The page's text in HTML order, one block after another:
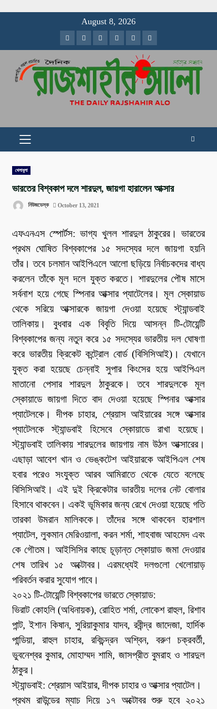
August 8, 2026
Facebook
TwitterInstagram
Youtube
VK LinkedIn
PRIMARY
খেলাধুলা
ভারতের বিশ্বকাপ দলে শারদুল, জায়গা হারালেন আক্সার
নিউজডেস্ক October 13, 2021
এফএনএস স্পোর্টস: ভাগ্য খুলল শারদুল ঠাকুরের। ভারতের
প্রথম ঘোষিত বিশ্বকাপের ১৫ সদস্যের দলে জায়গা হয়নি
তাঁর। তবে চলমান আইপিএলে আলো ছড়িয়ে নির্বাচকদের বাধ্য
করলেন তাঁকে মূল দলে যুক্ত করতে। শারদুলের পৌষ মাসে
সর্বনাশ হয়ে গেছে স্পিনার আক্সার প্যাটেলের। মূল স্কোয়াড
থেকে সরিয়ে আক্সারকে জায়গা দেওয়া হয়েছে স্ট্যান্ডবাই
তালিকায়। বুধবার এক বিবৃতি দিয়ে আসন্ন টি-টোয়েন্টি
বিশ্বকাপের জন্য নতুন করে ১৫ সদস্যের ভারতীয় দল ঘোষণা
করে ভারতীয় ক্রিকেট কন্ট্রোল বোর্ড (বিসিসিআই)। যেখানে
যুক্ত করা হয়েছে চেন্নাই সুপার কিংসের হয়ে আইপিএল
মাতানো পেসার শারদুল ঠাকুরকে। তবে শারদুলকে মূল
স্কোয়াডে জায়গা দিতে বাদ দেওয়া হয়েছে স্পিনার আক্সার
প্যাটেলকে। দীপক চাহার, শ্রেয়াস আইয়ারের সঙ্গে আক্সার
প্যাটেলকে স্ট্যান্ডবাই হিসেবে স্কোয়াডে রাখা হয়েছে।
স্ট্যান্ডবাই তালিকায় শারদুলের জায়গায় নাম উঠল আক্সারের।
এছাড়া আবেশ খান ও ভেঙ্কটেশ আইয়ারকে আইপিএল শেষ
হবার পরেও সংযুক্ত আরব আমিরাতে থেকে যেতে বলেছে
বিসিসিআই। এই দুই ক্রিকেটার ভারতীয় দলের নেট বোলার
হিসাবে থাকবেন। একই ভূমিকার জন্য রেখে দেওয়া হয়েছে গতি
তারকা উমরান মালিককে। তাঁদের সঙ্গে থাকবেন হারশাল
প্যাটেল, লুকমান মেরিওয়ালা, করন শর্মা, শাহবাজ আহমেদ এবং
কে গৌতম। আইসিসির কাছে চূড়ান্ত স্কোয়াড জমা দেওয়ার
শেষ তারিখ ১৫ অক্টোবর। এরমধ্যেই দলগুলো খেলোয়াড়
পরিবর্তন করার সুযোগ পাবে।
২০২১ টি-টোয়েন্টি বিশ্বকাপের ভারতে স্কোয়াড:
ভিরাট কোহলি (অধিনায়ক), রোহিত শর্মা, লোকেশ রাহুল, রিশাব
পান্ট, ইশান কিষান, সুরিয়াকুমার যাদব, রবীন্দ্র জাদেজা, হার্দিক
পান্ডিয়া, রাহুল চাহার, রবিচন্দ্রন অশ্বিন, বরুণ চক্রবর্তী,
ভুবনেশ্বর কুমার, মোহাম্মদ শামি, জাসপ্রীত বুমরাহ ও শারদুল
ঠাকুর।
স্ট্যান্ডবাই: শ্রেয়াস আইয়ার, দীপক চাহার ও আক্সার প্যাটেল।
প্রথম রাউন্ডের ম্যাচ দিয়ে ১৭ অক্টোবর শুরু হবে ২০২১